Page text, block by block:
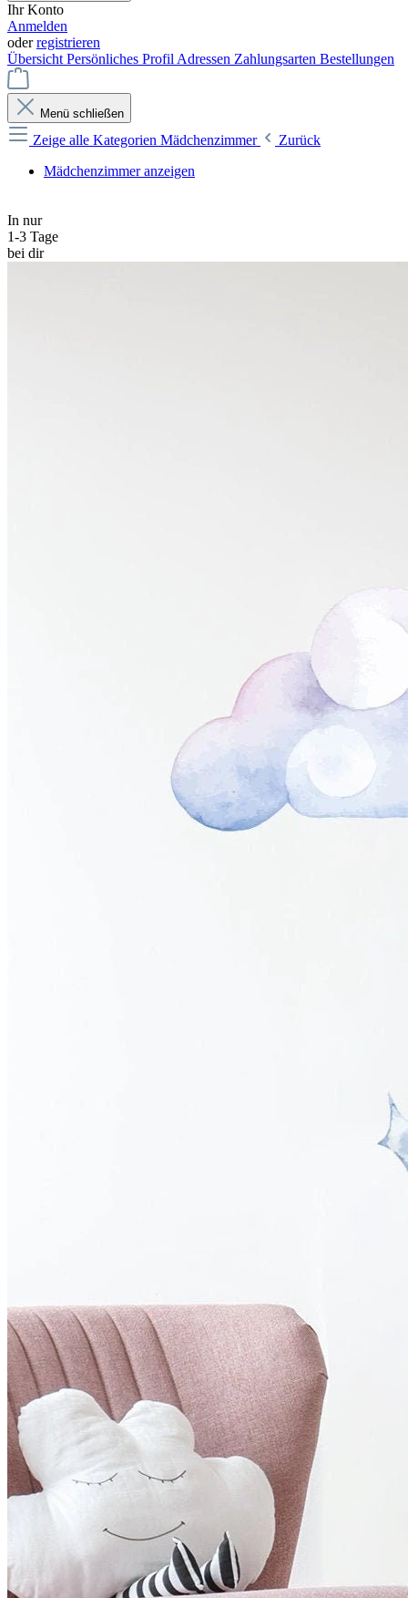
Ihr Konto
Anmelden
oderregistrieren
Übersicht Persönliches Profil Adressen Zahlungsarten Bestellungen
Menü schließen
Zeige alle Kategorien Mädchenzimmer
Zurück
Mädchenzimmer anzeigen
In nur
1-3 Tage
bei dir